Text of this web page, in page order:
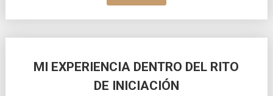
MI EXPERIENCIA DENTRO DEL RITO
DE INICIACIÓN